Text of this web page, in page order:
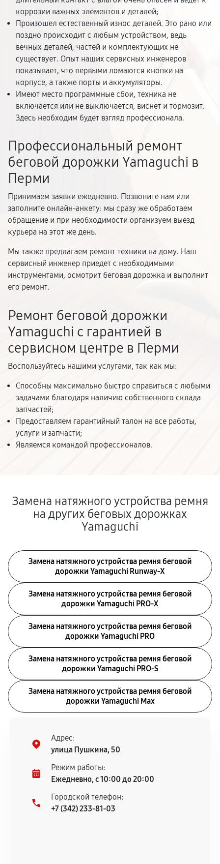
коррозии важных элементов и деталей;
Произошел естественный износ деталей. Это рано или
поздно происходит с любым устройством, ведь
вечных деталей, частей и комплектующих не
существует. Опыт наших сервисных инженеров
показывает, что первыми ломаются кнопки на
корпусе, а также порты и аккумуляторы.
Имеют место программные сбои, техника не
включается или не выключается, виснет и тормозит.
Здесь необходим будет взгляд профессионала.
Профессиональный ремонт
беговой дорожки Yamaguchi в
Перми
Принимаем заявки ежедневно. Позвоните нам или
заполните онлайн-анкету: мы сразу же обработаем
обращение и при необходимости организуем выезд
курьера на этот же день.
Мы также предлагаем ремонт техники на дому. Наш
сервисный инженер приедет с необходимыми
инструментами, осмотрит беговая дорожка и выполнит
его ремонт.
Ремонт беговой дорожки
Yamaguchi с гарантией в
сервисном центре в Перми
Воспользуйтесь нашими услугами, так как мы:
Способны максимально быстро справиться с любыми
задачами благодаря наличию собственного склада
запчастей;
Предоставляем гарантийный талон на все работы,
услуги и запчасти;
Являемся командой профессионалов.
Замена натяжного устройства ремня
на других беговых дорожках
Yamaguchi
Замена натяжного устройства ремня беговой
дорожки Yamaguchi Runway-X
Замена натяжного устройства ремня беговой
дорожки Yamaguchi PRO-X
Замена натяжного устройства ремня беговой
дорожки Yamaguchi PRO
Замена натяжного устройства ремня беговой
дорожки Yamaguchi PRO-S
Замена натяжного устройства ремня беговой
дорожки Yamaguchi Max
Адрес:
улица Пушкина, 50
Режим работы:
Ежедневно, с 10:00 до 20:00
Городской телефон:
+7 (342) 233-81-03